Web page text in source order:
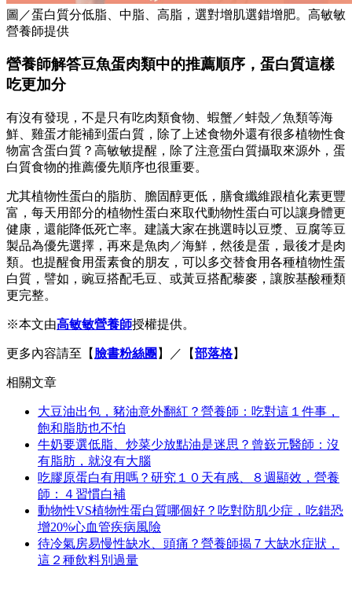
圖／蛋白質分低脂、中脂、高脂，選對增肌選錯增肥。高敏敏
營養師提供
營養師解答豆魚蛋肉類中的推薦順序，蛋白質這樣
吃更加分
有沒有發現，不是只有吃肉類食物、蝦蟹／蚌殼／魚類等海
鮮、雞蛋才能補到蛋白質，除了上述食物外還有很多植物性食
物富含蛋白質？高敏敏提醒，除了注意蛋白質攝取來源外，蛋
白質食物的推薦優先順序也很重要。
尤其植物性蛋白的脂肪、膽固醇更低，膳食纖維跟植化素更豐
富，每天用部分的植物性蛋白來取代動物性蛋白可以讓身體更
健康，還能降低死亡率。建議大家在挑選時以豆漿、豆腐等豆
製品為優先選擇，再來是魚肉／海鮮，然後是蛋，最後才是肉
類。也提醒食用蛋素食的朋友，可以多交替食用各種植物性蛋
白質，譬如，豌豆搭配毛豆、或黃豆搭配藜麥，讓胺基酸種類
更完整。
※本文由高敏敏營養師授權提供。
更多內容請至【 臉書粉絲團 】／【部落格】
相關文章
大豆油出包，豬油意外翻紅？營養師：吃對這１件事，
飽和脂肪也不怕
牛奶要選低脂、炒菜少放點油是迷思？曾嶔元醫師：沒
有脂肪，就沒有大腦
吃膠原蛋白有用嗎？研究１０天有感、８週顯效，營養
師：４習慣白補
動物性VS植物性蛋白質哪個好？吃對防肌少症，吃錯恐
增20%心血管疾病風險
待冷氣房易慢性缺水、頭痛？營養師揭７大缺水症狀，
這２種飲料別過量